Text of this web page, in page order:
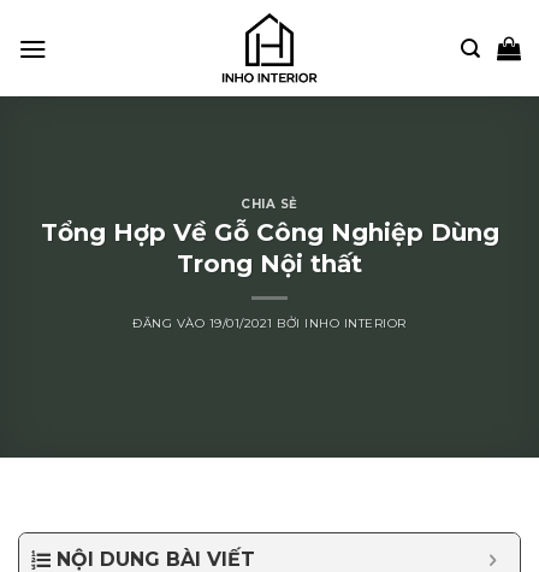
qua
dung
CHIA SẺ
Tổng Hợp Về Gỗ Công Nghiệp Dùng
Trong Nội thất
ĐĂNG VÀO 19/01/2021 BỞI INHO INTERIOR
NỘI DUNG BÀI VIẾT